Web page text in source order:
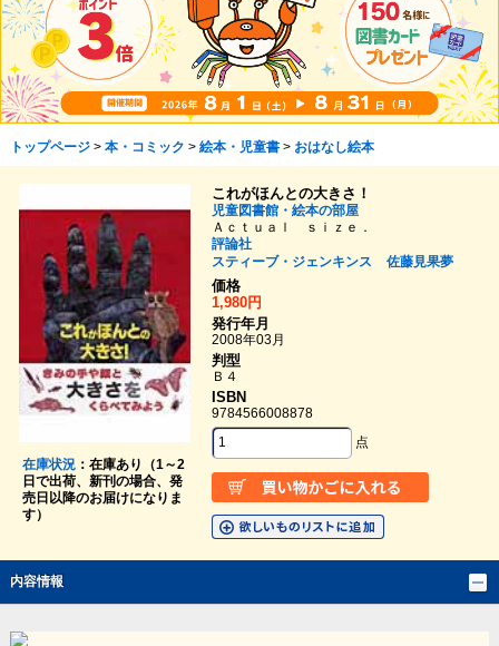
トップページ> 本・コミック > 絵本・児童書> おはなし絵本
在庫状況：在庫あり（1～2
日で出荷、新刊の場合、発
売日以降のお届けになりま
す）
これがほんとの大きさ！
児童図書館・絵本の部屋
Ａｃｔｕａｌ ｓｉｚｅ．
評論社
スティーブ・ジェンキンス
佐藤見果夢
価格
1,980円
発行年月
2008年03月
判型
Ｂ４
ISBN
9784566008878
点
内容情報